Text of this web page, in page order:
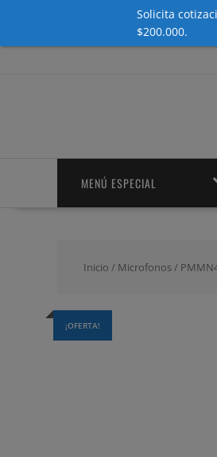
MENÚ ESPECIAL
Inicio / Microfonos/
¡OFERTA!
Solicita
$200.000.